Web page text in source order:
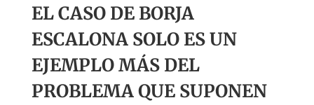
EL CASO DE BORJA
ESCALONA SOLO ES UN
EJEMPLO MÁS DEL
PROBLEMA QUE SUPONEN